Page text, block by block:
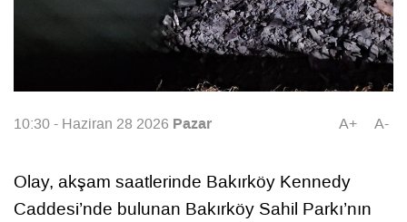
10:30 - Haziran 28 2026 Pazar A+ A-
Olay, akşam saatlerinde Bakırköy Kennedy
Caddesi’nde bulunan Bakırköy Sahil Parkı’nın